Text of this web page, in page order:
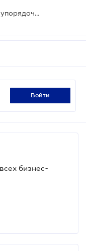
Банки получили больше времени на упорядочение внутренних документов
войти
бизнес-